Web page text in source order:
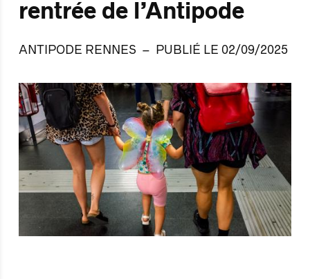
rentrée de l’Antipode
ANTIPODE RENNES PUBLIÉ LE 02/09/2025